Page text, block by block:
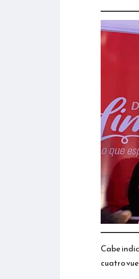
Cabe
cuatro